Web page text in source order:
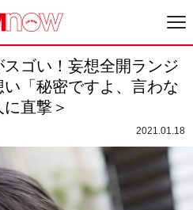
ゴい！妄想全開ランジ
「秘密ですよ、言わな
直撃＞
2021.01.18